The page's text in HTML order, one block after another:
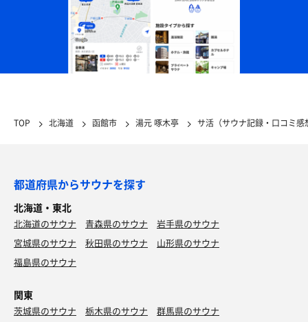
TOP 北海道 函館市 湯元 啄木亭 サ活（サウナ記録・口コミ感
都道府県からサウナを探す
北海道・東北
北海道のサウナ 青森県のサウナ
岩手県のサウナ
宮城県のサウナ
秋田県のサウナ
山形県のサウナ
福島県のサウナ
関東
茨城県のサウナ 栃木県のサウナ
群馬県のサウナ